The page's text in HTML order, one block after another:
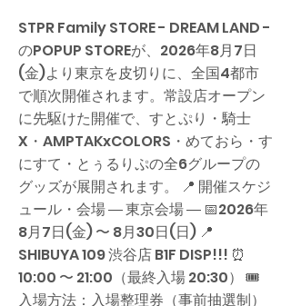
STPR Family STORE - DREAM LAND -
のPOPUP STOREが、2026年8月7日
(金)より東京を皮切りに、全国4都市
で順次開催されます。常設店オープン
に先駆けた開催で、すとぷり・騎士
X・AMPTAKxCOLORS・めておら・す
にすて・とぅるりぷの全6グループの
グッズが展開されます。 📍 開催スケジ
ュール・会場 ― 東京会場 ― 📅2026年
8月7日(金) 〜 8月30日(日) 📍
SHIBUYA 109 渋谷店 B1F DISP!!! ⏰
10:00 〜 21:00（最終入場 20:30） 🎟
入場方法：入場整理券（事前抽選制）